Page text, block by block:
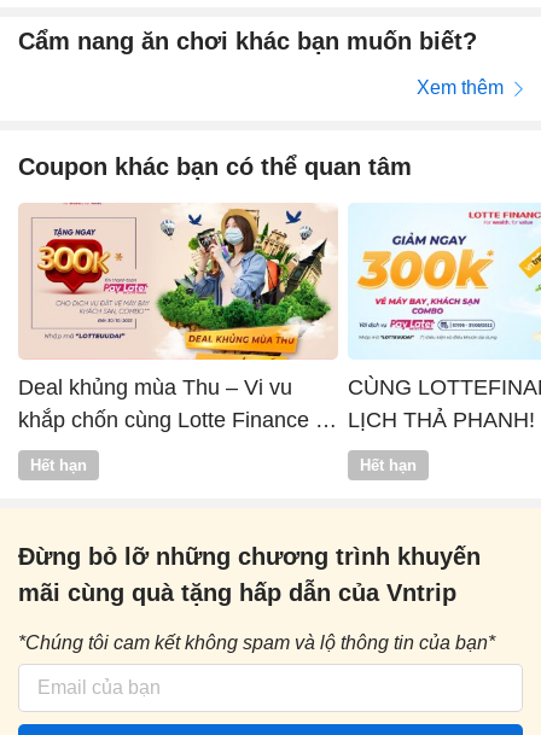
Cẩm nang ăn chơi khác bạn muốn biết?
Xem thêm
Coupon khác bạn có thể quan tâm
Deal khủng mùa Thu – Vi vu
khắp chốn cùng Lotte Finance x
Vntrip
Hết hạn
CÙNG
LỊCH THẢ PHANH!
Hết hạn
Đừng bỏ lỡ những chương trình khuyến
mãi cùng quà tặng hấp dẫn của Vntrip
*Chúng tôi cam kết không spam và lộ thông tin của bạn*